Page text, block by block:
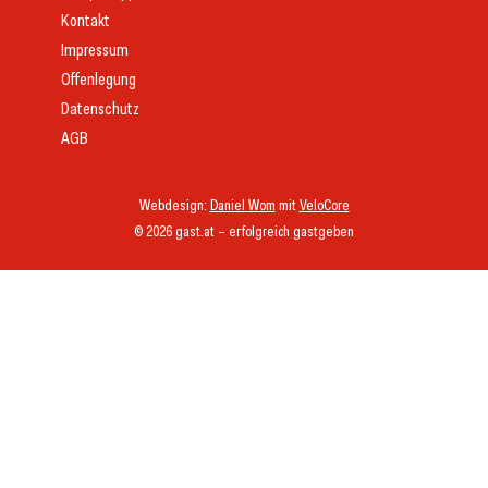
© 2026 gast.at – erfolgreich gastgeben
Webdesign: Daniel Wom mitVeloCore
Kontakt
Impressum
Offenlegung
Datenschutz
AGB